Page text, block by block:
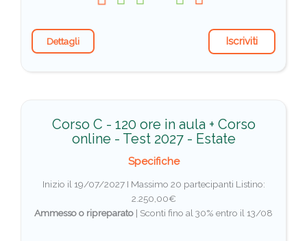
Dettagli Iscriviti
Corso C - 120 ore in aula + Corso
online - Test 2027 - Estate
Specifiche
Inizio il 19/07/2027 I Massimo 20 partecipanti Listino:
2.250,00€
Ammesso o ripreparato | Sconti fino al 30% entro il 13/08